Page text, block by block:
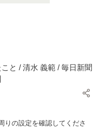
と / 清水 義範 / 毎日新聞
りの設定を確認してくださ